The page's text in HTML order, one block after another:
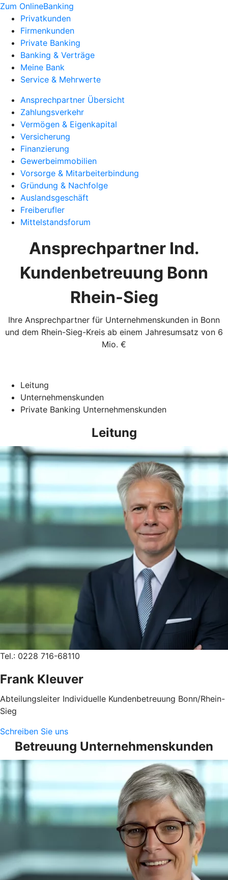
Zum OnlineBanking
Privatkunden
Firmenkunden
Private Banking
Banking & Verträge
Meine Bank
Service & Mehrwerte
Ansprechpartner Übersicht
Zahlungsverkehr
Vermögen & Eigenkapital
Versicherung
Finanzierung
Gewerbeimmobilien
Vorsorge & Mitarbeiterbindung
Gründung & Nachfolge
Auslandsgeschäft
Freiberufler
Mittelstandsforum
Ansprechpartner Ind.
Kundenbetreuung Bonn
Rhein-Sieg
Ihre Ansprechpartner für Unternehmenskunden in Bonn
und dem Rhein-Sieg-Kreis ab einem Jahresumsatz von 6
Mio. €
Leitung
Unternehmenskunden
Private Banking Unternehmenskunden
Leitung
Tel.: 0228 716-68110
Frank Kleuver
Abteilungsleiter Individuelle Kundenbetreuung Bonn/Rhein-
Sieg
Schreiben Sie uns
Betreuung Unternehmenskunden